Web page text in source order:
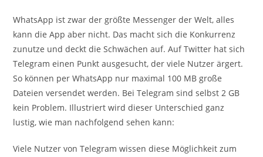
WhatsApp ist zwar der größte Messenger der Welt, alles
kann die App aber nicht. Das macht sich die Konkurrenz
zunutze und deckt die Schwächen auf. Auf Twitter hat sich
Telegram einen Punkt ausgesucht, der viele Nutzer ärgert.
So können per WhatsApp nur maximal 100 MB große
Dateien versendet werden. Bei Telegram sind selbst 2 GB
kein Problem. Illustriert wird dieser Unterschied ganz
lustig, wie man nachfolgend sehen kann:
Viele Nutzer von Telegram wissen diese Möglichkeit zum